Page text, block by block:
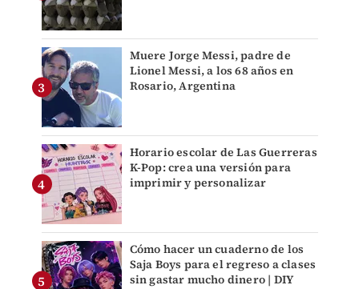
Muere Jorge Messi, padre de
Lionel Messi, a los 68 años en
Rosario, Argentina
Horario escolar de Las Guerreras
K-Pop: crea una versión para
imprimir y personalizar
Cómo hacer un cuaderno de los
Saja Boys para el regreso a clases
sin gastar mucho dinero | DIY